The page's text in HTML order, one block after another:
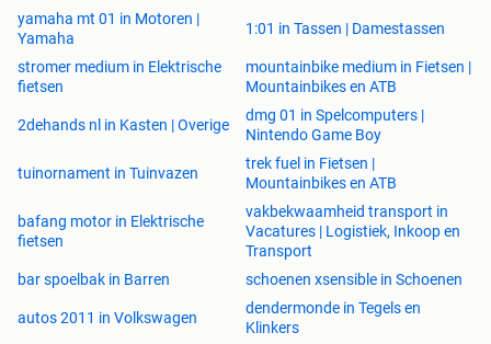
yamaha mt 01 in Motoren |
Yamaha
1:01 in Tassen | Damestassen
stromer medium in Elektrische
fietsen
mountainbike medium in Fietsen |
Mountainbikes en ATB
2dehands nl in Kasten | Overige
dmg 01 in Spelcomputers |
Nintendo Game Boy
tuinornament in Tuinvazen
trek fuel in Fietsen |
Mountainbikes en ATB
bafang motor in Elektrische
fietsen
vakbekwaamheid transport in
Vacatures | Logistiek, Inkoop en
Transport
bar spoelbak in Barren
schoenen xsensible in Schoenen
autos 2011 in Volkswagen
dendermonde in Tegels en
Klinkers